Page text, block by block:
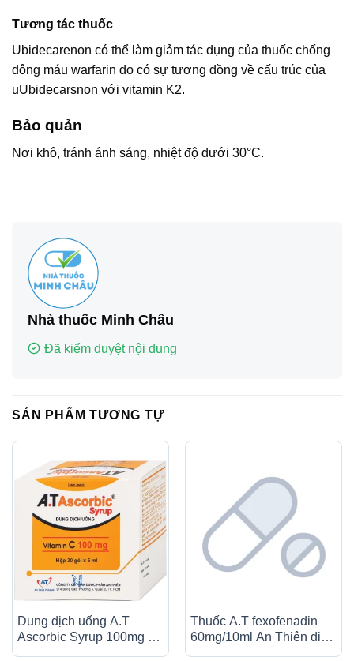
Tương tác thuốc
Ubidecarenon có thể làm giảm tác dụng của thuốc chống
đông máu warfarin do có sự tương đồng về cấu trúc của
uUbidecarsnon với vitamin K2.
Bảo quản
Nơi khô, tránh ánh sáng, nhiệt độ dưới 30°C.
Nhà thuốc Minh Châu
Đã kiểm duyệt nội dung
SẢN PHẨM TƯƠNG TỰ
Dung dịch uống A.T
Ascorbic Syrup 100mg bổ
Thuốc A.T fexofenadin
60mg/10ml An Thiên điều